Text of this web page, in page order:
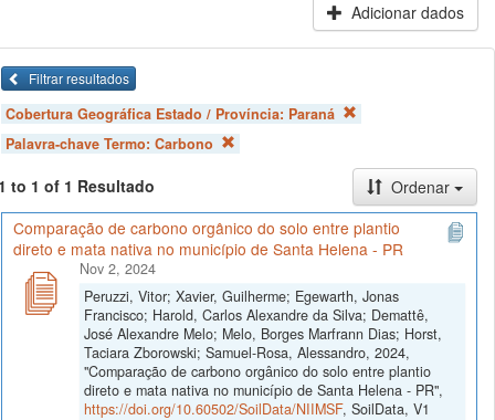
Adicionar dados
Filtrar resultados
Cobertura Geográfica Estado / Província: Paraná
Palavra-chave Termo: Carbono
to 1 of 1 Resultado
Ordenar
Comparação de carbono orgânico do solo entre plantio
direto e mata nativa no município de Santa Helena - PR
Nov 2, 2024
Peruzzi, Vitor; Xavier, Guilherme; Egewarth, Jonas
Francisco; Harold, Carlos Alexandre da Silva; Demattê,
José Alexandre Melo; Melo, Borges Marfrann Dias; Horst,
Taciara Zborowski; Samuel-Rosa, Alessandro, 2024,
"Comparação de carbono orgânico do solo entre plantio
direto e mata nativa no município de Santa Helena - PR",
https://doi.org/10.60502/SoilData/NIIMSF, SoilData, V1